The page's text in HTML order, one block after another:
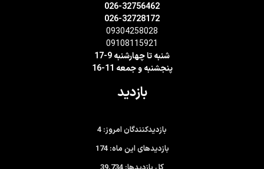
026-32756462
026-32728172
09304258028
09108115921
شنبه تا چهارشنبه 9-17
پنجشنبه و جمعه 11-16
بازدید
بازدیدکنندگان امروز: 4
بازدیدهای این ماه:174